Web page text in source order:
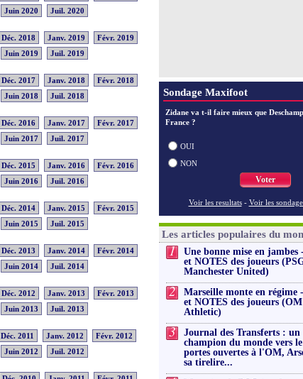
Juin 2020 Juil. 2020
Déc. 2018 Janv. 2019
Févr. 2019
Juin 2019 Juil. 2019
Déc. 2017 Janv. 2018
Févr. 2018
Juin 2018 Juil. 2018
Déc. 2016 Janv. 2017
Févr. 2017
Juin 2017 Juil. 2017
Déc. 2015 Janv. 2016
Févr. 2016
Juin 2016 Juil. 2016
Déc. 2014 Janv. 2015
Févr. 2015
Juin 2015 Juil. 2015
Déc. 2013 Janv. 2014
Févr. 2014
Juin 2014 Juil. 2014
Déc. 2012 Janv. 2013
Févr. 2013
Juin 2013 Juil. 2013
Déc. 2011 Janv. 2012
Févr. 2012
Juin 2012 Juil. 2012
Sondage Maxifoot
Zidane va t-il faire mieux que
France ?
OUI
NON
Voter
Voir les resultats - Voir les
Les articles populaires du
1
Une bonne mise en jambes
et NOTES des joueurs
Manchester United)
2
Marseille monte en régime
et NOTES des joueurs
Athletic)
3
Journal des Transferts : un
champion du monde vers
portes ouvertes à l'OM,
sa tirelire...